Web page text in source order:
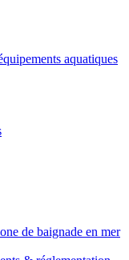
aquatiques
de baignade en mer